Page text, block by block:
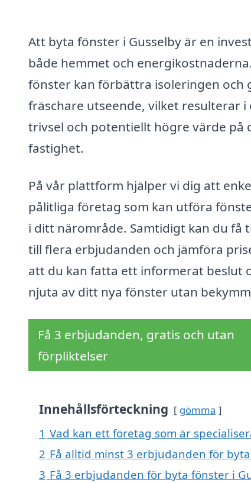
Att byta fönster i Gusselby är en
både hemmet och
fönster kan förbättra isoleringen och
fräschare utseende, vilket resulterar i
trivsel och potentiellt högre värde på
fastighet.
På vår plattform hjälper vi dig att
pålitliga företag som kan utföra
i ditt närområde. Samtidigt kan du få
till flera erbjudanden och jämföra
att du kan fatta ett informerat beslut
njuta av ditt nya fönster utan
Få 3 erbjudanden, gratis och utan
förpliktelser
Innehållsförteckning gömma
1 Vad kan ett företag som är
2 Få alltid minst 3 erbjudanden för
3 Få 3 erbjudanden för byta fönster i